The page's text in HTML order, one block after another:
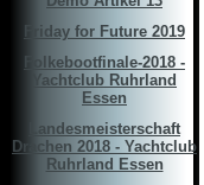
Friday for Future 2019
Folkebootfinale-2018 -
Yachtclub Ruhrland
Essen
Landesmeisterschaft
Drachen 2018 - Yachtclub
Ruhrland Essen